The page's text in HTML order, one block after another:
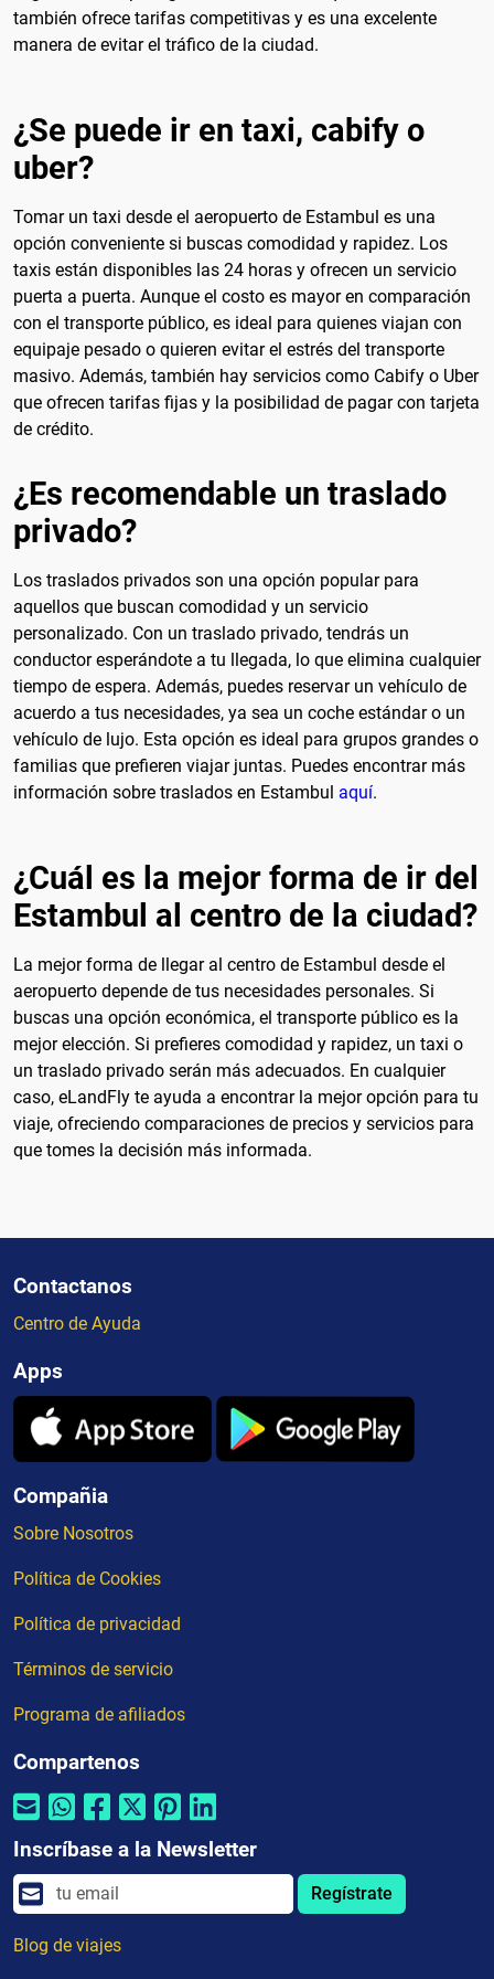
también ofrece tarifas competitivas y es una excelente
manera de evitar el tráfico de la ciudad.
¿Se puede ir en taxi, cabify o
uber?
Tomar un taxi desde el aeropuerto de Estambul es una
opción conveniente si buscas comodidad y rapidez. Los
taxis están disponibles las 24 horas y ofrecen un servicio
puerta a puerta. Aunque el costo es mayor en comparación
con el transporte público, es ideal para quienes viajan con
equipaje pesado o quieren evitar el estrés del transporte
masivo. Además, también hay servicios como Cabify o Uber
que ofrecen tarifas fijas y la posibilidad de pagar con tarjeta
de crédito.
¿Es recomendable un traslado
privado?
Los traslados privados son una opción popular para
aquellos que buscan comodidad y un servicio
personalizado. Con un traslado privado, tendrás un
conductor esperándote a tu llegada, lo que elimina cualquier
tiempo de espera. Además, puedes reservar un vehículo de
acuerdo a tus necesidades, ya sea un coche estándar o un
vehículo de lujo. Esta opción es ideal para grupos grandes o
familias que prefieren viajar juntas. Puedes encontrar más
información sobre traslados en Estambul aquí.
¿Cuál es la mejor forma de ir del
Estambul al centro de la ciudad?
La mejor forma de llegar al centro de Estambul desde el
aeropuerto depende de tus necesidades personales. Si
buscas una opción económica, el transporte público es la
mejor elección. Si prefieres comodidad y rapidez, un taxi o
un traslado privado serán más adecuados. En cualquier
caso, eLandFly te ayuda a encontrar la mejor opción para tu
viaje, ofreciendo comparaciones de precios y servicios para
que tomes la decisión más informada.
Contactanos
Centro de Ayuda
Apps
Compañia
Sobre Nosotros
Política de Cookies
Política de privacidad
Términos de servicio
Programa de afiliados
Compartenos
Inscríbase a la Newsletter
Regístrate
Blog de viajes